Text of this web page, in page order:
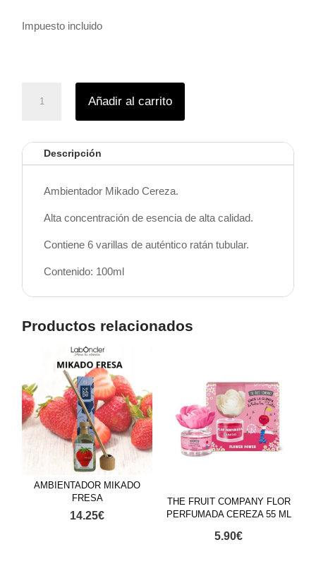
Impuesto incluido
Mikado
Añadir al carrito
Descripción
Ambientador Mikado Cereza.
Alta concentración de esencia de alta calidad.
Contiene 6 varillas de auténtico ratán tubular.
Contenido: 100ml
Productos relacionados
AMBIENTADOR MIKADO
FRESA
14.25€
THE FRUIT COMPANY FLOR
PERFUMADA CEREZA 55 ML
5.90€